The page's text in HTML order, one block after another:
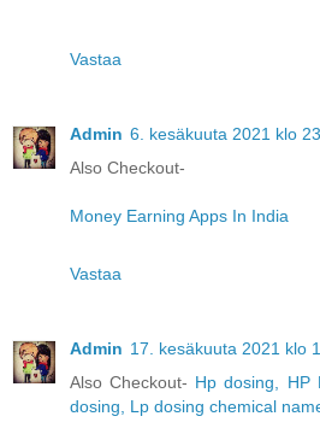
Vastaa
Admin 6. kesäkuuta 2021 klo
Also Checkout-
Money Earning Apps In India
Vastaa
Admin 17. kesäkuuta 2021 klo
Also Checkout- Hp dosing, HP
dosing, Lp dosing chemical